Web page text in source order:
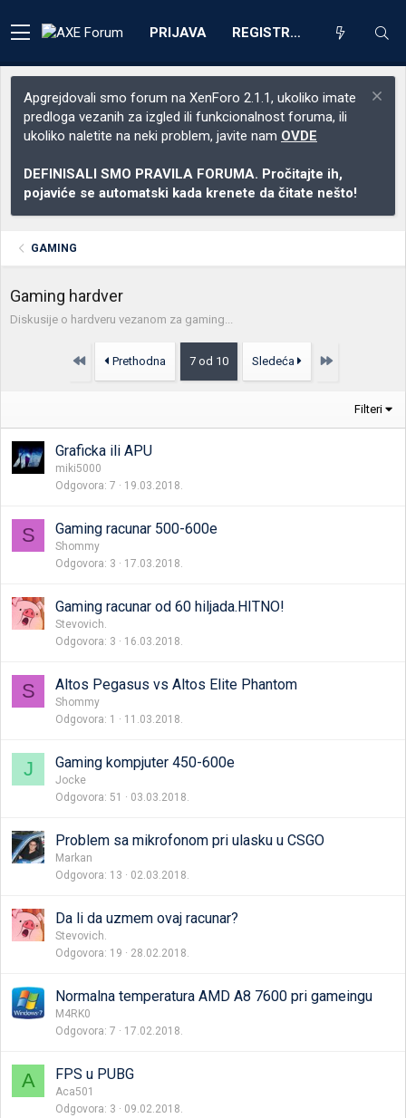
PRIJAVA REGISTRACIJA
Apgrejdovali smo forum na XenForo 2.1.1, ukoliko imate
predloga vezanih za izgled ili funkcionalnost foruma, ili
ukoliko naletite na neki problem, javite nam OVDE
DEFINISALI SMO PRAVILA FORUMA. Pročitajte ih,
pojaviće se automatski kada krenete da čitate nešto!
GAMING
Gaming hardver
Diskusije o hardveru vezanom za gaming...
Prvo Prethodna 7 od 10 Sledeća Poslednja
Filteri
Graficka ili APU
miki5000
Odgovora 7 19.03.2018.
S Gaming racunar 500-600e
Shommy
Odgovora 3 17.03.2018.
Gaming racunar od 60 hiljada.HITNO!
Stevovich.
Odgovora 3 16.03.2018.
S Altos Pegasus vs Altos Elite Phantom
Shommy
Odgovora 1 11.03.2018.
J Gaming kompjuter 450-600e
Jocke
Odgovora 51 03.03.2018.
Problem sa mikrofonom pri ulasku u CSGO
Markan
Odgovora 13 02.03.2018.
Da li da uzmem ovaj racunar?
Stevovich.
Odgovora 19 28.02.2018.
Normalna temperatura AMD A8 7600 pri gameingu
M4RK0
Odgovora 7 17.02.2018.
A FPS u PUBG
Aca501
Odgovora 3 09.02.2018.